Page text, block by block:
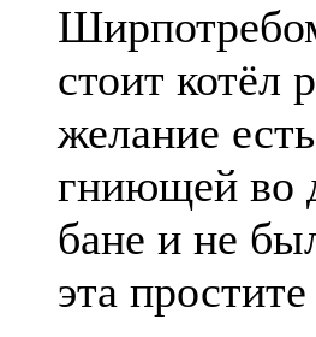
стоит
желание
гниющей во
бане и не
эта